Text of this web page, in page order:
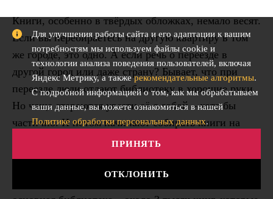
Книги, особенно в твёрдых обложках, немало весят.
Если вы перебираетесь на другую квартиру в том
же городе, это одно. А если речь о переезде в
другой город или даже страну? Бывает, что при
переезде люди отдают библиотеку в хорошие руки.
Но чаще стараются увезти её с собой – хотя бы
частично. И потом начинают собирать книги на
новом месте (как мы помним, именно книги
помогают сделать дом домом).
Для улучшения работы сайта и его адаптации к вашим
потребностям мы используем файлы cookie и
технологии анализа поведения пользователей, включая
Яндекс Метрику, а такжерекомендательные алгоритмы.
С подробной информацией о том, как мы обрабатываем
ваши данные, вы можете ознакомиться в нашей
Политике обработки персональных данных.
ОТКЛОНИТЬ
ПРИНЯТЬ